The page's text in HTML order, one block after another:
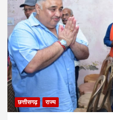
छत्तीसगढ़ राज्य